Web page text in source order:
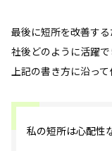
最後に短所を改善す
社後どのように活躍で
上記の書き方に沿っ
私の短所は心配性